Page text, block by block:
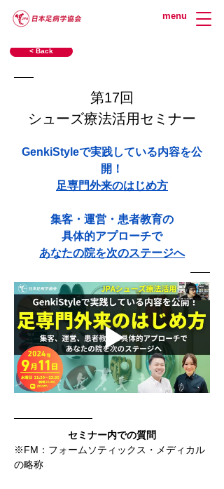
menu
< Back
第17回
シューズ療法活用セミナー
GenkiStyleで実践している内容を公
開！
足専門外来のはじめ方
集客・運営・患者教育の
具体的アプローチで
あなたの院を次のステージへ
セミナー内での質問
※FM：フォームソティックス・メディカル
の略称